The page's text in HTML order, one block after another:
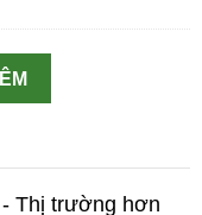
Thị trường hơn